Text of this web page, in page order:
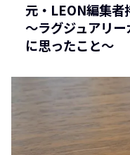
元・LEON編集者
〜ラグジュアリ
に思ったこと〜